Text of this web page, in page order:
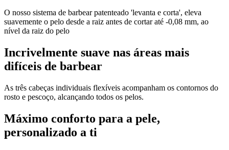
O nosso sistema de barbear patenteado 'levanta e corta', eleva
suavemente o pelo desde a raiz antes de cortar até -0,08 mm, ao
nível da raiz do pelo
Incrivelmente suave nas áreas mais
difíceis de barbear
As três cabeças individuais flexíveis acompanham os contornos do
rosto e pescoço, alcançando todos os pelos.
Máximo conforto para a pele,
personalizado a ti